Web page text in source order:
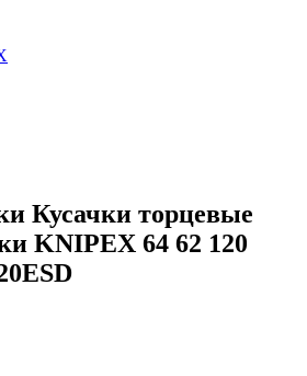
Кусачки торцевые
KNIPEX 64 62 120